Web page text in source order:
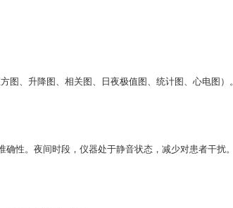
图、升降图、相关图、日夜极值图、统计图、心电图）。
性。夜间时段，仪器处于静音状态，减少对患者干扰。